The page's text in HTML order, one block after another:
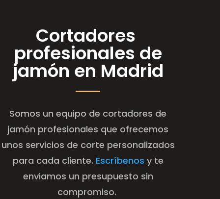
Cortadores
profesionales de
jamón en Madrid
Somos un equipo de cortadores de
jamón profesionales que ofrecemos
unos servicios de corte personalizados
para cada cliente. Escríbenos y te
enviamos un presupuesto sin
compromiso.